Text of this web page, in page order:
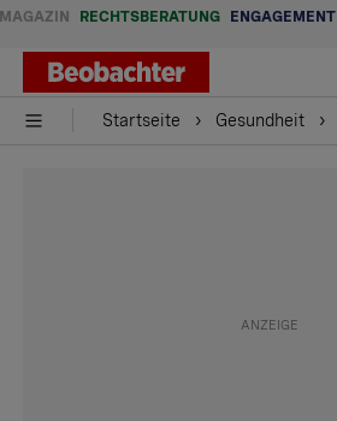
MAGAZIN RECHTSBERATUNG ENGAGEMENT
Startseite Gesundheit